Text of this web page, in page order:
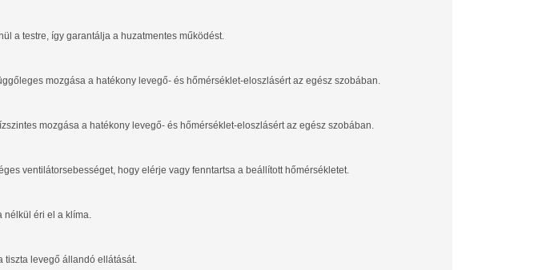
a testre, így garantálja a huzatmentes működést.
mozgása a hatékony levegő- és hőmérséklet-eloszlásért az egész szobában.
mozgása a hatékony levegő- és hőmérséklet-eloszlásért az egész szobában.
ventilátorsebességet, hogy elérje vagy fenntartsa a beállított hőmérsékletet.
nélkül éri el a klíma.
tiszta levegő állandó ellátását.